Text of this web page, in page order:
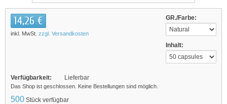
GR./Farbe:
Inhalt:
14,26 €
inkl. MwSt. zzgl. Versandkosten
Verfügbarkeit: Lieferbar
Das Shop ist geschlossen. Keine Bestellungen sind möglich.
500 Stück verfügbar